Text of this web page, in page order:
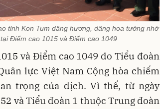
tỉnh Kon Tum dâng hương, dâng hoa tưởng nhớ
Điểm cao 1015 và Điểm cao 1049
và Điểm cao 1049 do Tiểu đoàn
lực Việt Nam Cộng hòa chiếm
trọng của địch. Vì thế, từ ngày
và Tiểu đoàn 1 thuộc Trung đoàn